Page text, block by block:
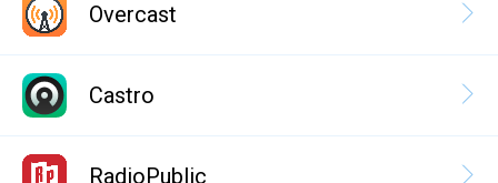
Overcast
Castro
RadioPublic